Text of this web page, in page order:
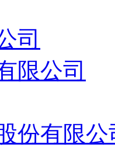
司
限公司
份有限公